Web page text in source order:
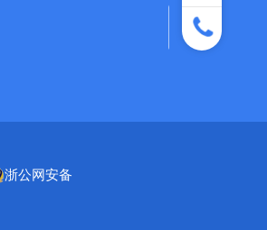
热线咨询
服务时间：